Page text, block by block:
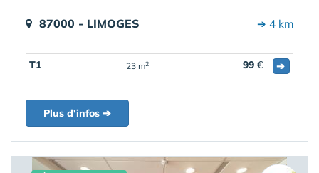
87000 - LIMOGES ➔ 4 km
T1 23 m2 99 € ➔
Plus d'infos ➔